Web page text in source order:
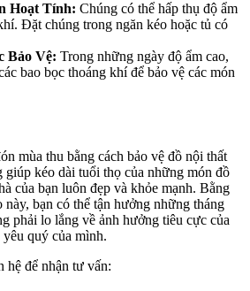
Hoạt Tính: Chúng có thể hấp thụ độ ẩm
Đặt chúng trong ngăn kéo hoặc tủ có
Bảo Vệ: Trong những ngày độ ẩm cao,
bao bọc thoáng khí để bảo vệ các món
mùa thu bằng cách bảo vệ đồ nội thất
giúp kéo dài tuổi thọ của những món đồ
của bạn luôn đẹp và khỏe mạnh. Bằng
này, bạn có thể tận hưởng những tháng
phải lo lắng về ảnh hưởng tiêu cực của
quý của mình.
hệ để nhận tư vấn: